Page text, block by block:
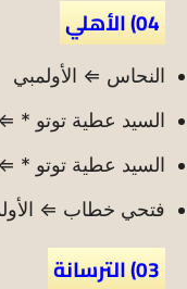
04) الأهلي
النحاس ⇐ الأولمبي
السيد عطية توتو * ⇐
السيد عطية توتو *
فتحي خطاب ⇐
03) الترسانة